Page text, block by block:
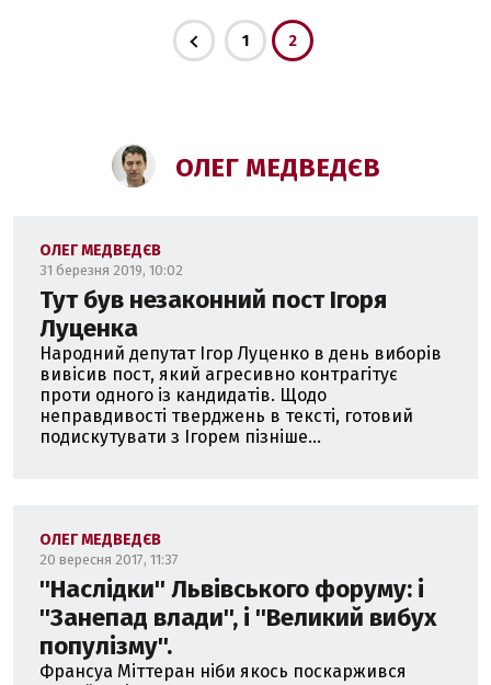
1 2
ОЛЕГ МЕДВЕДЄВ
ОЛЕГ МЕДВЕДЄВ
31 березня 2019, 10:02
Тут був незаконний пост Ігоря
Луценка
Народний депутат Ігор Луценко в день виборів
вивісив пост, який агресивно контрагітує
проти одного із кандидатів. Щодо
неправдивості тверджень в тексті, готовий
подискутувати з Ігорем пізніше...
ОЛЕГ МЕДВЕДЄВ
20 вересня 2017, 11:37
''Наслідки'' Львівського форуму: і
''Занепад влади'', і ''Великий вибух
популізму''.
Франсуа Міттеран ніби якось поскаржився